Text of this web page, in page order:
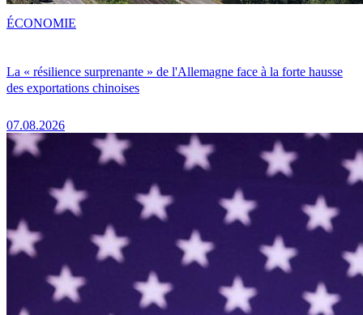
La « résilience surprenante » de l'Allemagne face à la forte hausse
des exportations chinoises
07.08.2026
ÉCONOMIE